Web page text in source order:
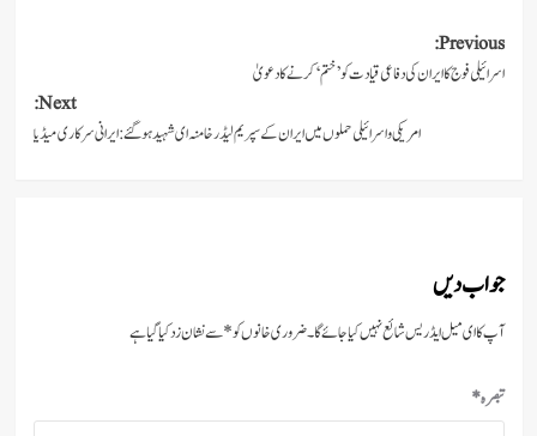
Post
navigation
Previous:
اسرائیلی فوج کا ایران کی دفاعی قیادت کو ’ختم‘ کرنے کا دعویٰ
Next:
امریکی و اسرائیلی حملوں میں ایران کے سپریم لیڈر خامنہ ای شہید ہو گئے: ایرانی سرکاری میڈیا
جواب دیں
آپ کا ای میل ایڈریس شائع نہیں کیا جائے گا۔ضروری خانوں کو*سے نشان زد کیا گیا ہے
تبصرہ*